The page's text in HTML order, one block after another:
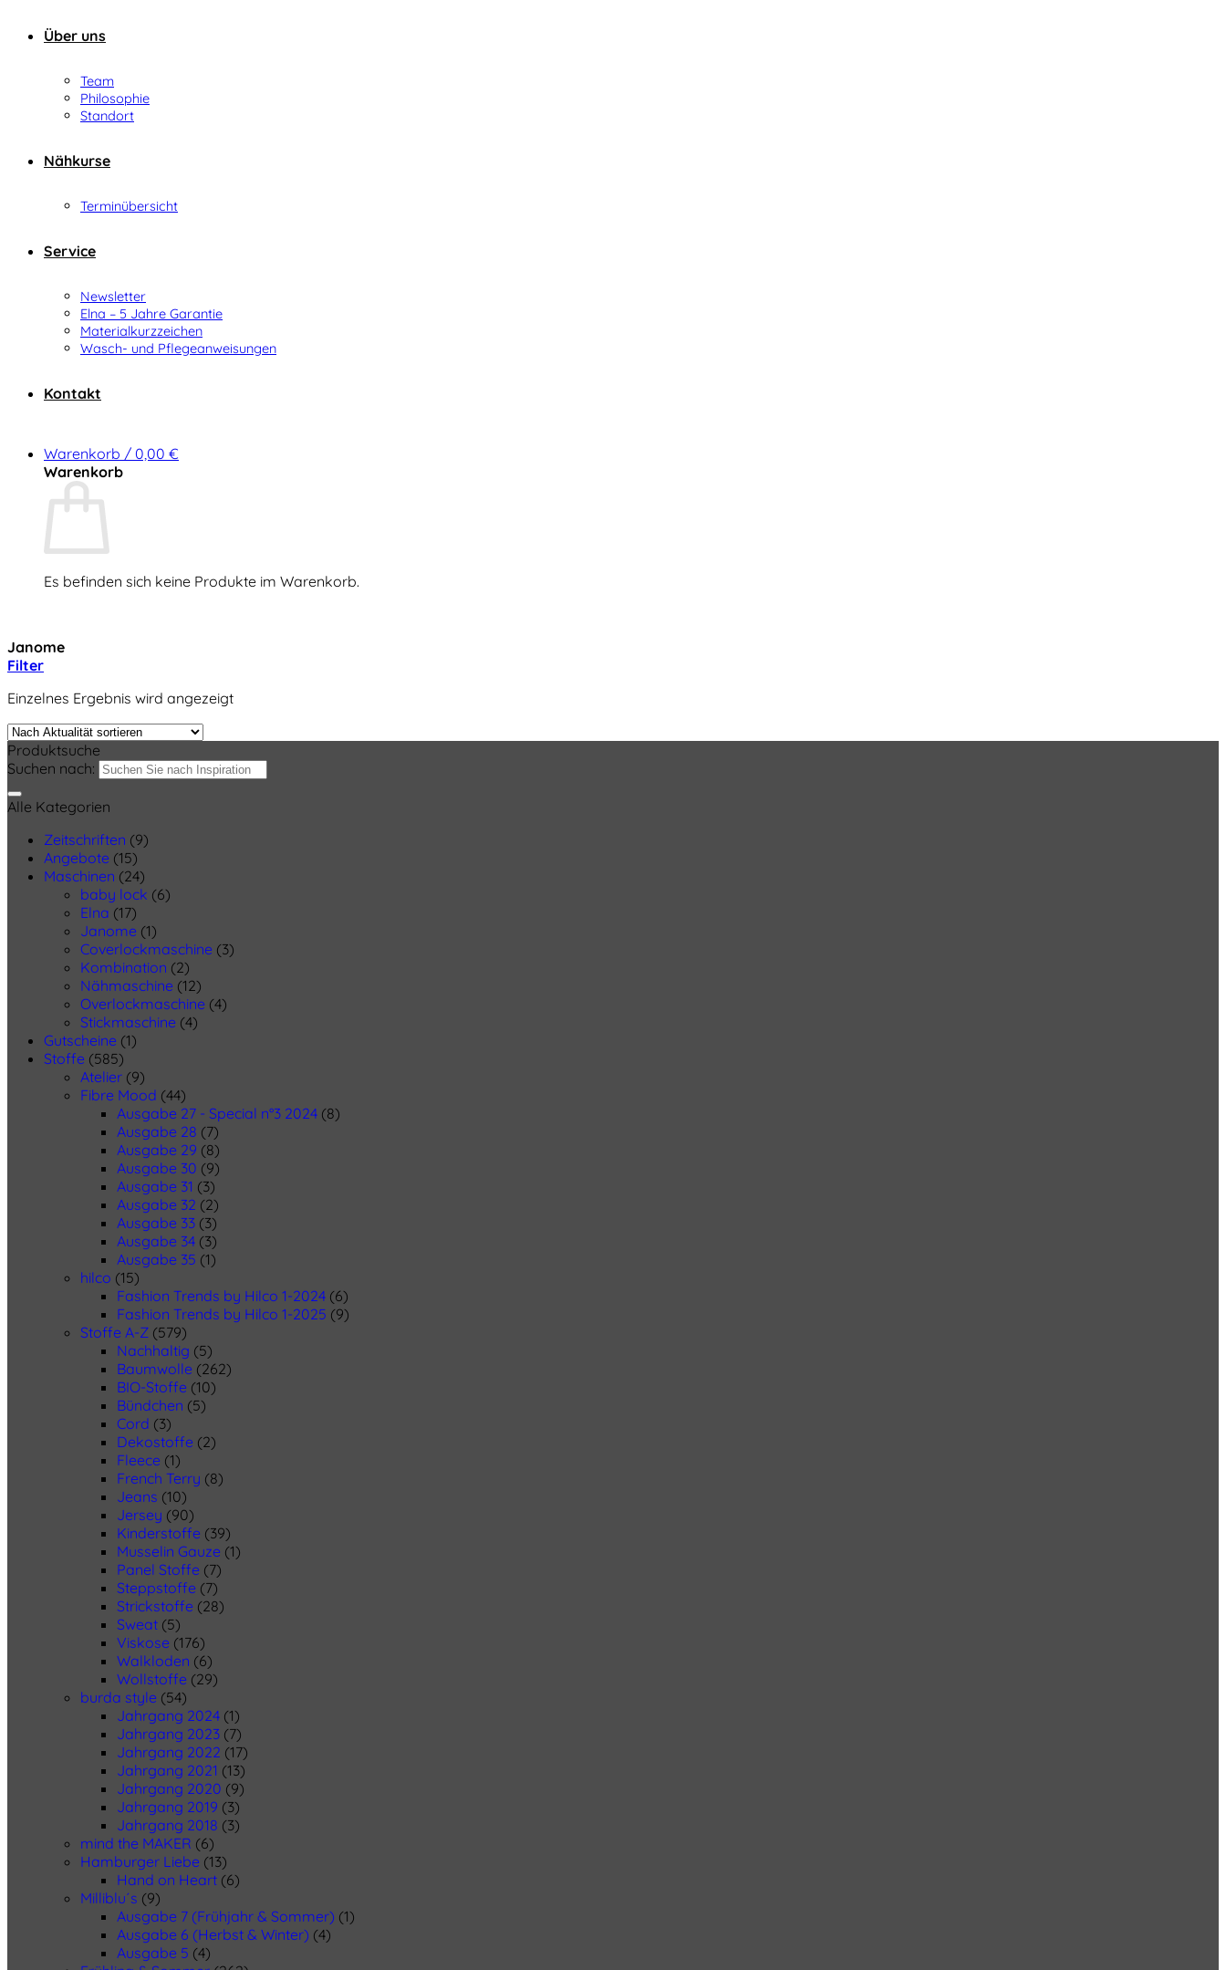
Über uns
Team
Philosophie
Standort
Nähkurse
Terminübersicht
Service
Newsletter
Elna – 5 Jahre Garantie
Materialkurzzeichen
Wasch- und Pflegeanweisungen
Kontakt
Warenkorb / 0,00 €
Warenkorb
Es befinden sich keine Produkte im Warenkorb.
Janome
Filter
Einzelnes Ergebnis wird angezeigt
Produktsuche
Suchen nach:
Alle Kategorien
Zeitschriften (9)
Angebote (15)
Maschinen (24)
baby lock (6)
Elna (17)
Janome (1)
Coverlockmaschine (3)
Kombination (2)
Nähmaschine (12)
Overlockmaschine (4)
Stickmaschine (4)
Gutscheine (1)
Stoffe (585)
Atelier (9)
Fibre Mood (44)
Ausgabe 27 - Special n°3 2024 (8)
Ausgabe 28 (7)
Ausgabe 29 (8)
Ausgabe 30 (9)
Ausgabe 31 (3)
Ausgabe 32 (2)
Ausgabe 33 (3)
Ausgabe 34 (3)
Ausgabe 35 (1)
hilco (15)
Fashion Trends by Hilco 1-2024 (6)
Fashion Trends by Hilco 1-2025 (9)
Stoffe A-Z (579)
Nachhaltig (5)
Baumwolle (262)
BIO-Stoffe (10)
Bündchen (5)
Cord (3)
Dekostoffe (2)
Fleece (1)
French Terry (8)
Jeans (10)
Jersey (90)
Kinderstoffe (39)
Musselin Gauze (1)
Panel Stoffe (7)
Steppstoffe (7)
Strickstoffe (28)
Sweat (5)
Viskose (176)
Walkloden (6)
Wollstoffe (29)
burda style (54)
Jahrgang 2024 (1)
Jahrgang 2023 (7)
Jahrgang 2022 (17)
Jahrgang 2021 (13)
Jahrgang 2020 (9)
Jahrgang 2019 (3)
Jahrgang 2018 (3)
mind the MAKER (6)
Hamburger Liebe (13)
Hand on Heart (6)
Milliblu´s (9)
Ausgabe 7 (Frühjahr & Sommer) (1)
Ausgabe 6 (Herbst & Winter) (4)
Ausgabe 5 (4)